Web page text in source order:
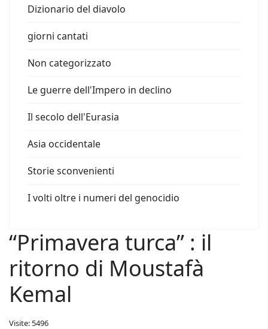
Dizionario del diavolo
giorni cantati
Non categorizzato
Le guerre dell'Impero in declino
Il secolo dell'Eurasia
Asia occidentale
Storie sconvenienti
I volti oltre i numeri del genocidio
“Primavera turca” : il
ritorno di Moustafà
Kemal
Visite: 5496